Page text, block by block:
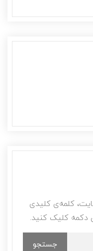
کلمه‌ی کلیدی
دکمه کلیک کنید.
جستجو